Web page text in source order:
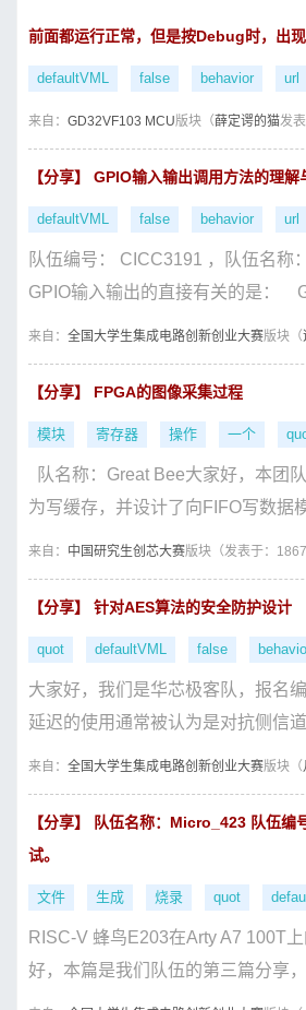
前面都运行正常，但是按Debug时，出
defaultVML false behavior url
来自： GD32VF103 MCU版块（薛定谔的猫发
【分享】 GPIO输入输出调用方法的理解
defaultVML false behavior url
队伍编号： CICC3191 ，队伍名称
GPIO输入输出的直接有关的是：
来自： 全国大学生集成电路创新创业大赛版块（
【分享】 FPGA的图像采集过程
模块 寄存器 操作 一个
队名称：Great Bee大家好，本团
为写缓存，并设计了向FIFO写数据
来自： 中国研究生创芯大赛版块（发表于：1867
【分享】 针对AES算法的安全防护设计
quot defaultVML false
大家好，我们是华芯极客队，报名
延迟的使用通常被认为是对抗侧信
来自： 全国大学生集成电路创新创业大赛版块（
【分享】 队伍名称：Micro_423 队伍
试。
文件 生成 烧录 quot
RISC-V 蜂鸟E203在Arty A7 100T
好，本篇是我们队伍的第三篇分享